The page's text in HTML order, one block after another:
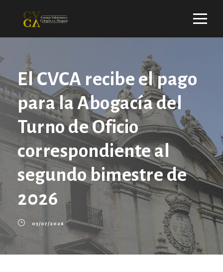
El CVCA recibe el pago
para la Abogacía del
Turno de Oficio
correspondiente al
segundo bimestre de
2026
03/07/2026